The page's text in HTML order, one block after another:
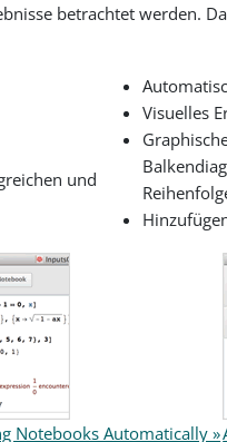
betrachtet werden.
und
Visuelles
Notebooks Automatically »